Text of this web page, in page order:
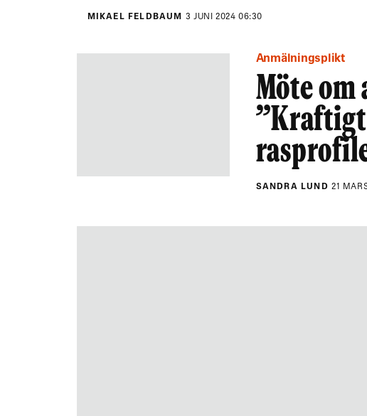
MIKAEL FELDBAUM 3 JUNI 2024 06:30
Anmälningsplikt
Möte
SANDRA LUND 21